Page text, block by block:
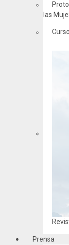
las
Prensa